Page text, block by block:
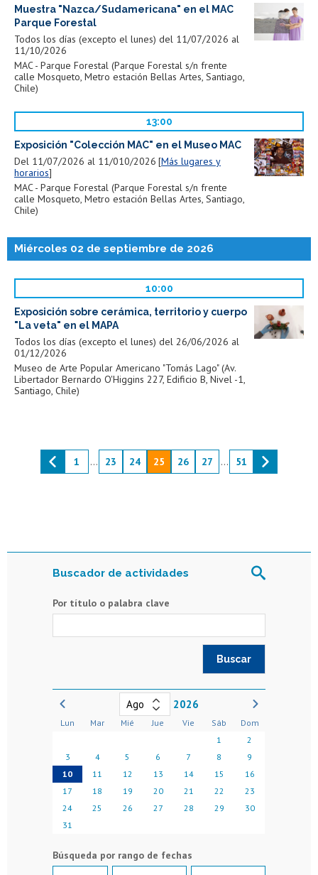
Buscador de actividades
Por título o palabra clave
2026
Lun Mar Mié Jue Vie Sáb
Dom
1
2
3
4 5 6 7 8
9
10
11 12 13 14 15
16
17
18 19 20 21 22
23
24
25 26 27 28 29
30
31
Muestra "Nazca/Sudamericana" en el MAC
Parque Forestal
Todos los días (excepto el lunes) del 11/07/2026 al
11/10/2026
MAC - Parque Forestal (Parque Forestal s/n frente
calle Mosqueto, Metro estación Bellas Artes, Santiago,
Chile)
13:00
Exposición "Colección MAC" en el Museo MAC
Del 11/07/2026 al 11/010/2026 Más lugares y
horarios
MAC - Parque Forestal (Parque Forestal s/n frente
calle Mosqueto, Metro estación Bellas Artes, Santiago,
Chile)
Miércoles 02 de septiembre de 2026
10:00
Exposición sobre cerámica, territorio y cuerpo
"La veta" en el MAPA
Todos los días (excepto el lunes) del 26/06/2026 al
01/12/2026
Museo de Arte Popular Americano "Tomás Lago" (Av.
Libertador Bernardo O'Higgins 227, Edificio B, Nivel -1,
Santiago, Chile)
1 ... 23 24 25 26 27 ... 51